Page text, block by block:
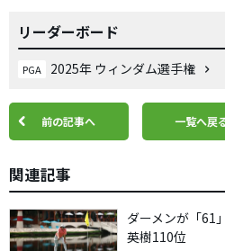
リーダーボード
PGA 2025年 ウィンダム選手権
前の記事へ 一覧へ戻
関連記事
ダーメンが「61
英樹110位